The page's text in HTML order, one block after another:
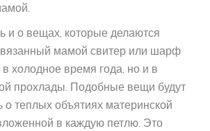
и о вещах, которые делаются
мамой свитер или шарф
в холодное время года, но и в
прохлады. Подобные вещи будут
о теплых объятиях материнской
в каждую петлю. Это